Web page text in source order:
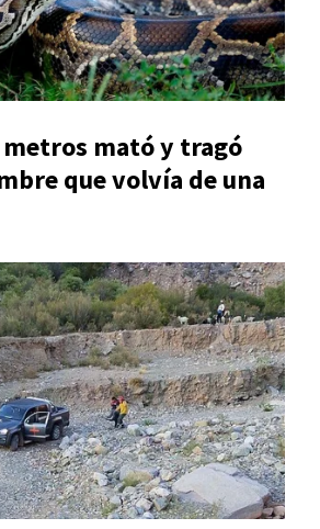
mató y tragó
que volvía de una